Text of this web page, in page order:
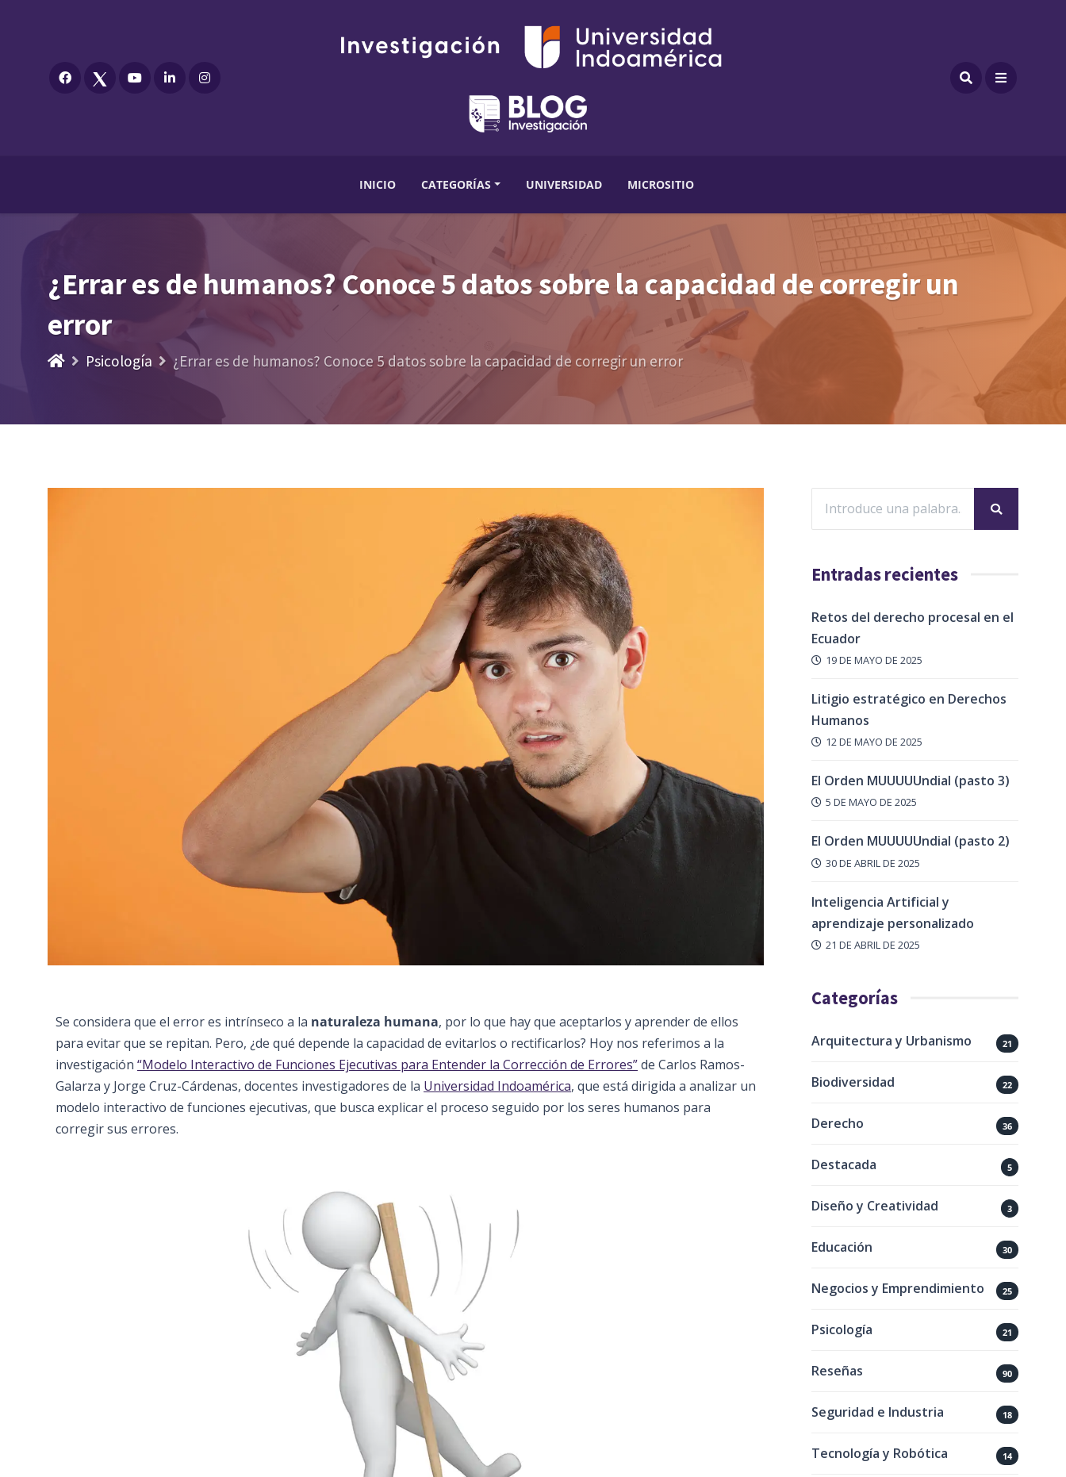
INICIO CATEGORÍAS UNIVERSIDAD MICROSITIO
¿Errar es de humanos? Conoce 5 datos sobre la capacidad de corregir un
error
Psicología ¿Errar es de humanos? Conoce 5 datos sobre la capacidad de corregir un error
Se considera que el error es intrínseco a la naturaleza humana, por lo que hay que aceptarlos y aprender de ellos
para evitar que se repitan. Pero, ¿de qué depende la capacidad de evitarlos o rectificarlos? Hoy nos referimos a la
investigación “Modelo Interactivo de Funciones Ejecutivas para Entender la Corrección de Errores”de Carlos Ramos-
Galarza y Jorge Cruz-Cárdenas, docentes investigadores de la Universidad Indoamérica, que está dirigida a analizar un
modelo interactivo de funciones ejecutivas, que busca explicar el proceso seguido por los seres humanos para
corregir sus errores.
Entradas recientes
Retos del derecho procesal en el
Ecuador
19 DE MAYO DE 2025
Litigio estratégico en Derechos
Humanos
12 DE MAYO DE 2025
El Orden MUUUUUndial (pasto 3)
5 DE MAYO DE 2025
El Orden MUUUUUndial (pasto 2)
30 DE ABRIL DE 2025
Inteligencia Artificial y
aprendizaje personalizado
21 DE ABRIL DE 2025
Categorías
Arquitectura y Urbanismo 21
Biodiversidad 22
Derecho 36
Destacada 5
Diseño y Creatividad 3
Educación 30
Negocios y Emprendimiento 25
Psicología 21
Reseñas 90
Seguridad e Industria 18
Tecnología y Robótica 14